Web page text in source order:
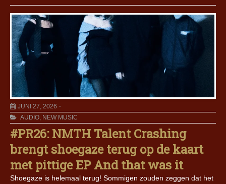
JUNI 27, 2026
AUDIO, NEW MUSIC
#PR26: NMTH Talent Crashing
brengt shoegaze terug op de kaart
met pittige EP And that was it
Shoegaze is helemaal terug! Sommigen zouden zeggen dat het